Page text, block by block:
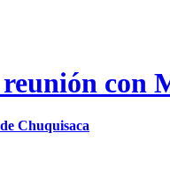
con
Chuquisaca